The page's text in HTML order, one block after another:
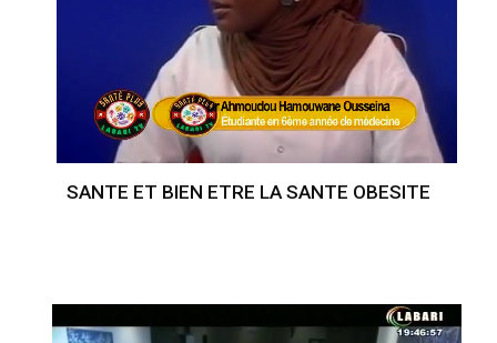
SANTE ET BIEN ETRE LA SANTE OBESITE